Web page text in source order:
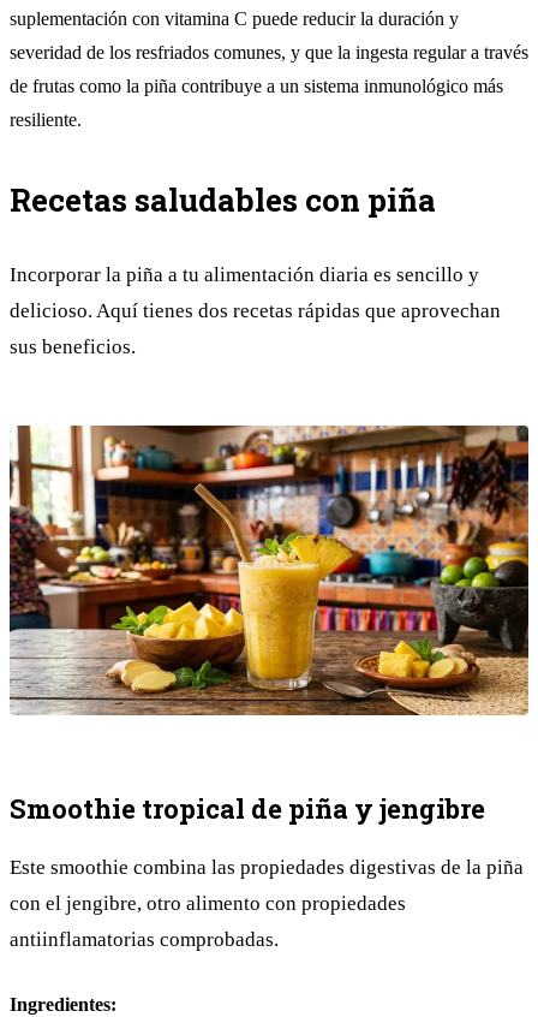
suplementación con vitamina C puede reducir la duración y
severidad de los resfriados comunes, y que la ingesta regular a través
de frutas como la piña contribuye a un sistema inmunológico más
resiliente.
Recetas saludables con piña
Incorporar la piña a tu alimentación diaria es sencillo y
delicioso. Aquí tienes dos recetas rápidas que aprovechan
sus beneficios.
Smoothie tropical de piña y jengibre
Este smoothie combina las propiedades digestivas de la piña
con el jengibre, otro alimento con propiedades
antiinflamatorias comprobadas.
Ingredientes: